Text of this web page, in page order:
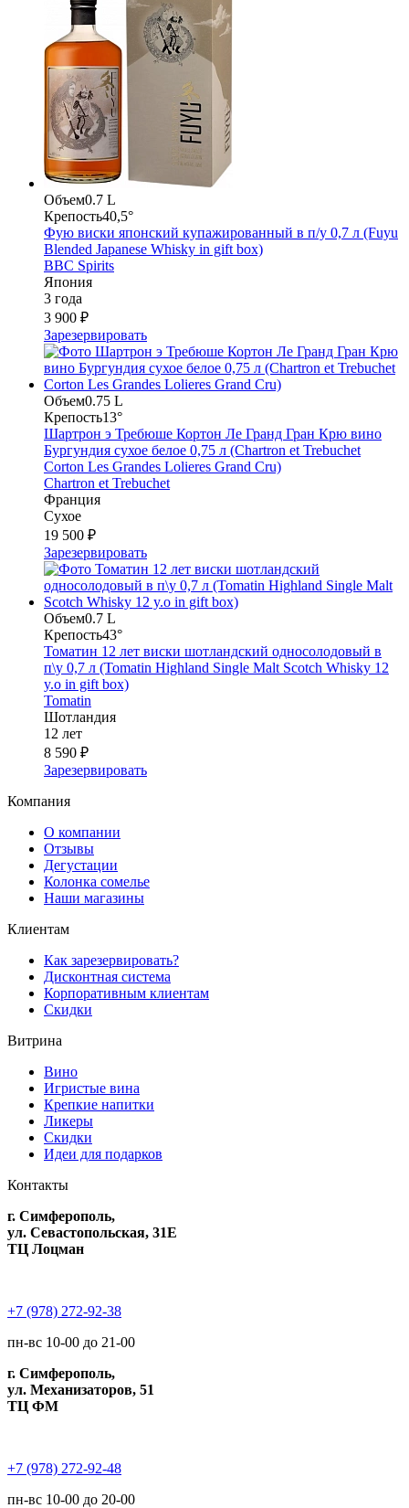
Объем0.7 L
Крепость40,5°
Фую виски японский купажированный в п/у 0,7 л (Fuyu
Blended Japanese Whisky in gift box)
BBC Spirits
Япония
3 года
3 900 ₽
Зарезервировать
Объем0.75 L
Крепость13°
Шартрон э Требюше Кортон Ле Гранд Гран Крю вино
Бургундия сухое белое 0,75 л (Chartron et Trebuchet
Corton Les Grandes Lolieres Grand Cru)
Chartron et Trebuchet
Франция
Сухое
19 500 ₽
Зарезервировать
Объем0.7 L
Крепость43°
Томатин 12 лет виски шотландский односолодовый в
п\у 0,7 л (Tomatin Highland Single Malt Scotch Whisky 12
y.o in gift box)
Tomatin
Шотландия
12 лет
8 590 ₽
Зарезервировать
Компания
О компании
Отзывы
Дегустации
Колонка сомелье
Наши магазины
Клиентам
Как зарезервировать?
Дисконтная система
Корпоративным клиентам
Скидки
Витрина
Вино
Игристые вина
Крепкие напитки
Ликеры
Скидки
Идеи для подарков
Контакты
г. Симферополь,
ул. Севастопольская, 31Е
ТЦ Лоцман
+7 (978) 272-92-38
пн-вс 10-00 до 21-00
г. Симферополь,
ул. Механизаторов, 51
ТЦ ФМ
+7 (978) 272-92-48
пн-вс 10-00 до 20-00